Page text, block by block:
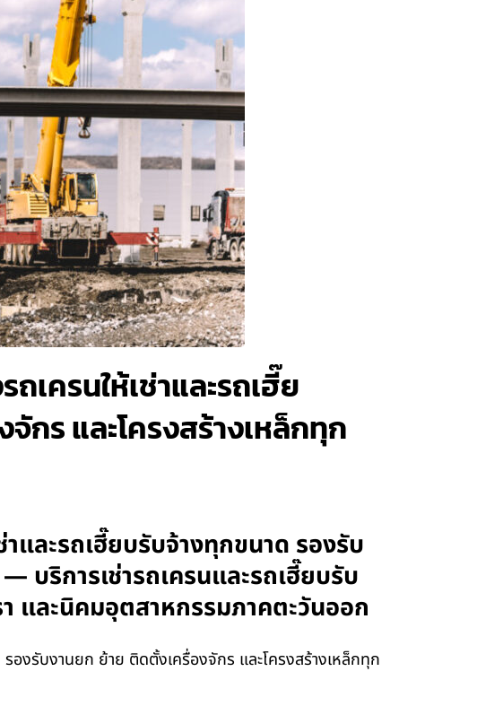
เครนให้เช่าและรถเฮี๊ย
กร และโครงสร้างเหล็กทุก
และรถเฮี๊ยบรับจ้างทุกขนาด รองรับ
บริการเช่ารถเครนและรถเฮี๊ยบรับ
และนิคมอุตสาหกรรมภาคตะวันออก
องรับงานยก ย้าย ติดตั้งเครื่องจักร และโครงสร้างเหล็กทุก